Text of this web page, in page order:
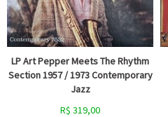
LP Art Pepper Meets The Rhythm
Section 1957 / 1973 Contemporary
Jazz
R$ 319,00